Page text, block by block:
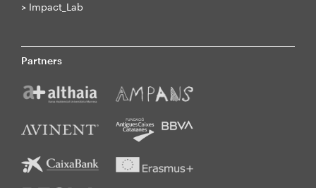
> Impact_Lab
Partners